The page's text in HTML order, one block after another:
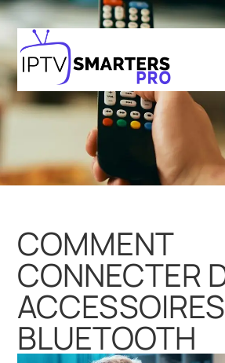
COMMENT
CONNECTER
ACCESSOIRES
BLUETOOTH